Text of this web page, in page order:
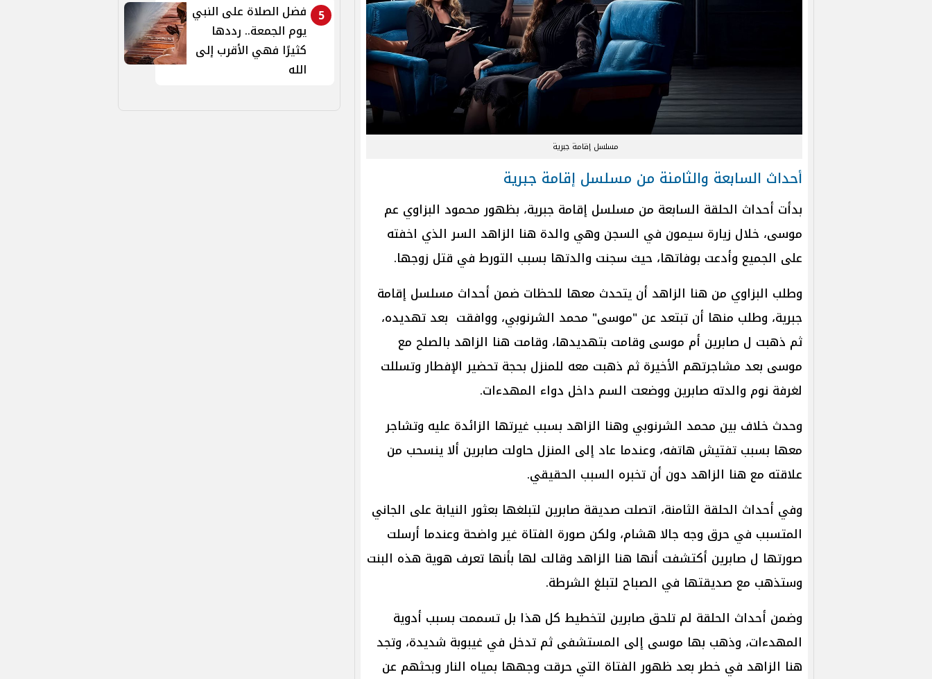
مسلسل إقامة جبرية
أحداث السابعة والثامنة من مسلسل إقامة جبرية
بدأت أحداث الحلقة السابعة من مسلسل إقامة جبرية، بظهور محمود البزاوي عم
موسى، خلال زيارة سيمون في السجن وهي والدة هنا الزاهد السر الذي اخفته
على الجميع وأدعت بوفاتها، حيث سجنت والدتها بسبب التورط في قتل زوجها.
وطلب البزاوي من هنا الزاهد أن يتحدث معها للحظات ضمن أحداث مسلسل إقامة
جبرية، وطلب منها أن تبتعد عن "موسى" محمد الشرنوبي، ووافقت بعد تهديده،
ثم ذهبت ل صابرين أم موسى وقامت بتهديدها، وقامت هنا الزاهد بالصلح مع
موسى بعد مشاجرتهم الأخيرة ثم ذهبت معه للمنزل بحجة تحضير الإفطار وتسللت
لغرفة نوم والدته صابرين ووضعت السم داخل دواء المهدءات.
وحدث خلاف بين محمد الشرنوبي وهنا الزاهد بسبب غيرتها الزائدة عليه وتشاجر
معها بسبب تفتيش هاتفه، وعندما عاد إلى المنزل حاولت صابرين ألا ينسحب من
علاقته مع هنا الزاهد دون أن تخبره السبب الحقيقي.
وفي أحداث الحلقة الثامنة، اتصلت صديقة صابرين لتبلغها بعثور النيابة على الجاني
المتسبب في حرق وجه جالا هشام، ولكن صورة الفتاة غير واضحة وعندما أرسلت
صورتها ل صابرين أكتشفت أنها هنا الزاهد وقالت لها بأنها تعرف هوية هذه البنت
وستذهب مع صديقتها في الصباح لتبلغ الشرطة.
وضمن أحداث الحلقة لم تلحق صابرين لتخطيط كل هذا بل تسممت بسبب أدوية
المهدءات، وذهب بها موسى إلى المستشفى ثم تدخل في غيبوبة شديدة، وتجد
هنا الزاهد في خطر بعد ظهور الفتاة التي حرقت وجهها بمياه النار وبحثهم عن
5
فضل الصلاة على النبي
يوم الجمعة.. رددها
كثيرًا فهي الأقرب إلى
الله